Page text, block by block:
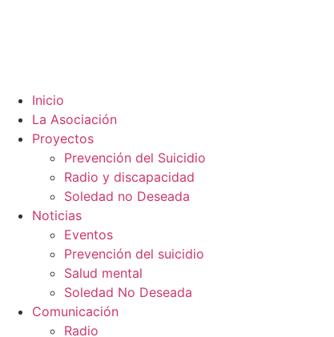
Inicio
La Asociación
Proyectos
Prevención del Suicidio
Radio y discapacidad
Soledad no Deseada
Noticias
Eventos
Prevención del suicidio
Salud mental
Soledad No Deseada
Comunicación
Radio